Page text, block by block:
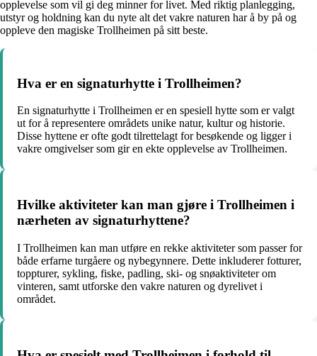
opplevelse som vil gi deg minner for livet. Med riktig planlegging,
utstyr og holdning kan du nyte alt det vakre naturen har å by på og
oppleve den magiske Trollheimen på sitt beste.
Hva er en signaturhytte i Trollheimen?
En signaturhytte i Trollheimen er en spesiell hytte som er valgt
ut for å representere områdets unike natur, kultur og historie.
Disse hyttene er ofte godt tilrettelagt for besøkende og ligger i
vakre omgivelser som gir en ekte opplevelse av Trollheimen.
Hvilke aktiviteter kan man gjøre i Trollheimen i
nærheten av signaturhyttene?
I Trollheimen kan man utføre en rekke aktiviteter som passer for
både erfarne turgåere og nybegynnere. Dette inkluderer fotturer,
toppturer, sykling, fiske, padling, ski- og snøaktiviteter om
vinteren, samt utforske den vakre naturen og dyrelivet i
området.